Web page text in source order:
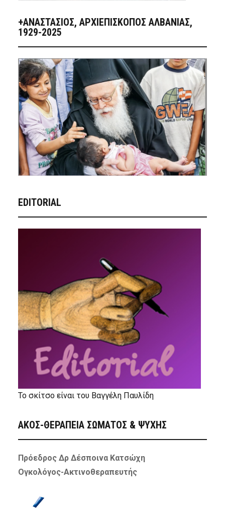
+ΑΝΑΣΤΆΣΙΟΣ, ΑΡΧΙΕΠΊΣΚΟΠΟΣ ΑΛΒΑΝΊΑΣ,
1929-2025
EDITORIAL
Το σκίτσο είναι του Βαγγέλη Παυλίδη
ΑΚΟΣ-ΘΕΡΑΠΕΙΑ ΣΩΜΑΤΟΣ & ΨΥΧΗΣ
Πρόεδρος Δρ Δέσποινα Κατσώχη
Ογκολόγος-Ακτινοθεραπευτής